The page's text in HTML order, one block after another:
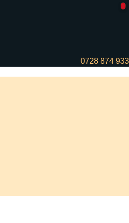
0728 874 933
0
0